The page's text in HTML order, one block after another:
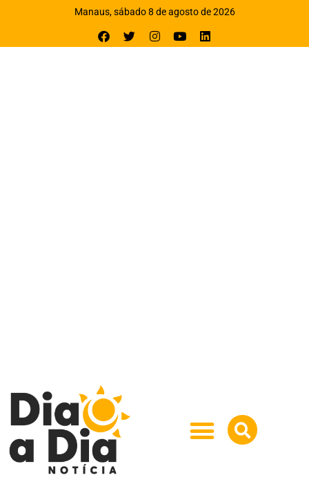
Manaus, sábado 8 de agosto de 2026